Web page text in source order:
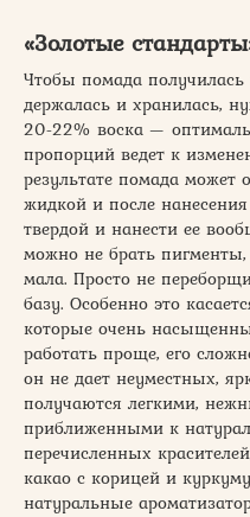
«Золотые
Чтобы помада получилась
держалась и хранилась,
20-22% воска —
пропорций ведет к
результате помада может
жидкой и после
твердой и нанести ее
можно не брать
мала. Просто не
базу. Особенно это
которые очень
работать проще, его
он не дает неуместных,
получаются легкими,
приближенными к
перечисленных
какао с корицей и
натуральные